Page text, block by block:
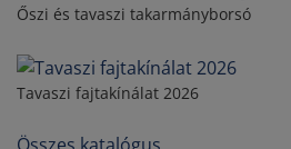
Őszi és tavaszi takarmányborsó
Tavaszi fajtakínálat 2026